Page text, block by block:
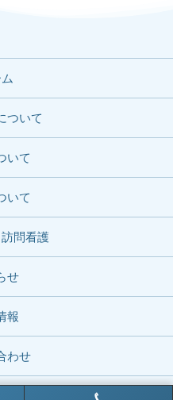
ついて
いて
いて
問看護
せ
報
わせ